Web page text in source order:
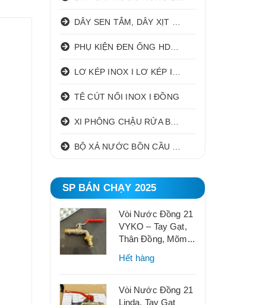
TÊ CÚT NỐI INOX I ĐỒNG
SP BÁN CHẠY 2025
Vòi Nước Đồng 21
VYKO – Tay Gạt,
Thân Đồng, Mõm...
Hết hàng
Vòi Nước Đồng 21
Linda, Tay Gạt